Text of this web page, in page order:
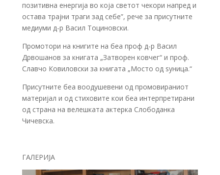
позитивна енергија во која светот чекори напред и
остава трајни траги зад себе”, рече за присутните
медиуми д-р Васил Тоциновски.
Промотори на книгите на беа проф д-р Васил
Дрвошанов за книгата „Затворен ковчег“ и проф.
Славчо Ковиловски за книгата „Мосто од ѕуница.“
Присутните беа воодушевени од промовираниот
материјал и од стиховите кои беа интерпретирани
од страна на велешката актерка Слободанка
Чичевска.
ГАЛЕРИЈА